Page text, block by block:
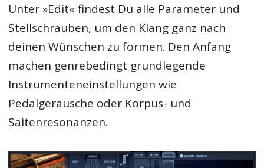
Unter »Edit« findest Du alle Parameter und
Stellschrauben, um den Klang ganz nach
deinen Wünschen zu formen. Den Anfang
machen genrebedingt grundlegende
Instrumenteneinstellungen wie
Pedalgeräusche oder Korpus- und
Saitenresonanzen.